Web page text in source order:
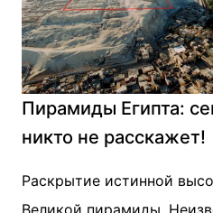
Пирамиды Египта:
никто не расскажет!
Раскрытие истинной
Великой пирамиды.